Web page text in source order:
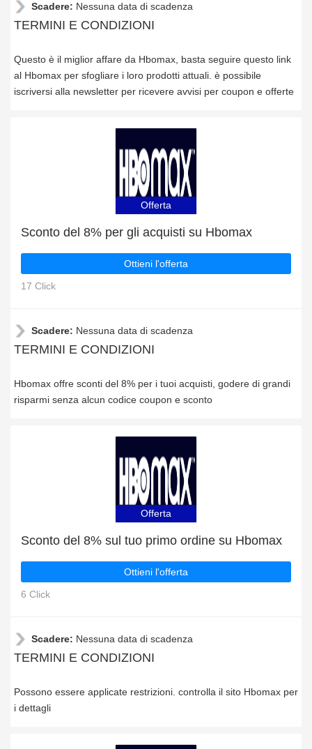
Scadere: Nessuna data di scadenza
TERMINI E CONDIZIONI
Questo è il miglior affare da Hbomax, basta seguire questo link
al Hbomax per sfogliare i loro prodotti attuali. è possibile
iscriversi alla newsletter per ricevere avvisi per coupon e offerte
Offerta
Sconto del 8% per gli acquisti su Hbomax
Ottieni l'offerta
17 Click
Scadere: Nessuna data di scadenza
TERMINI E CONDIZIONI
Hbomax offre sconti del 8% per i tuoi acquisti, godere di grandi
risparmi senza alcun codice coupon e sconto
Offerta
Sconto del 8% sul tuo primo ordine su Hbomax
Ottieni l'offerta
6 Click
Scadere: Nessuna data di scadenza
TERMINI E CONDIZIONI
Possono essere applicate restrizioni. controlla il sito Hbomax per
i dettagli